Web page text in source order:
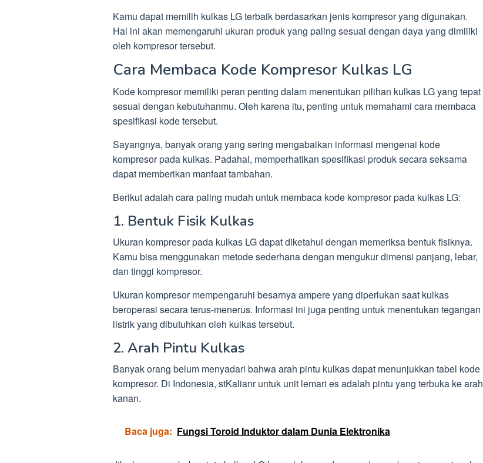
Kamu dapat memilih kulkas LG terbaik berdasarkan jenis kompresor yang digunakan.
Hal ini akan memengaruhi ukuran produk yang paling sesuai dengan daya yang dimiliki
oleh kompresor tersebut.
Cara Membaca Kode Kompresor Kulkas LG
Kode kompresor memiliki peran penting dalam menentukan pilihan kulkas LG yang tepat
sesuai dengan kebutuhanmu. Oleh karena itu, penting untuk memahami cara membaca
spesifikasi kode tersebut.
Sayangnya, banyak orang yang sering mengabaikan informasi mengenai kode
kompresor pada kulkas. Padahal, memperhatikan spesifikasi produk secara seksama
dapat memberikan manfaat tambahan.
Berikut adalah cara paling mudah untuk membaca kode kompresor pada kulkas LG:
1. Bentuk Fisik Kulkas
Ukuran kompresor pada kulkas LG dapat diketahui dengan memeriksa bentuk fisiknya.
Kamu bisa menggunakan metode sederhana dengan mengukur dimensi panjang, lebar,
dan tinggi kompresor.
Ukuran kompresor mempengaruhi besarnya ampere yang diperlukan saat kulkas
beroperasi secara terus-menerus. Informasi ini juga penting untuk menentukan tegangan
listrik yang dibutuhkan oleh kulkas tersebut.
2. Arah Pintu Kulkas
Banyak orang belum menyadari bahwa arah pintu kulkas dapat menunjukkan tabel kode
kompresor. Di Indonesia, stKalianr untuk unit lemari es adalah pintu yang terbuka ke arah
kanan.
Baca juga: Fungsi Toroid Induktor dalam Dunia Elektronika